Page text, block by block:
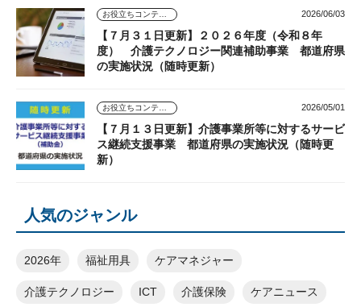
お役立ちコンテンツ 2026/06/03
【７月３１日更新】２０２６年度（令和８年
度） 介護テクノロジー関連補助事業 都道府県
の実施状況（随時更新）
お役立ちコンテンツ 2026/05/01
【７月１３日更新】介護事業所等に対するサービ
ス継続支援事業 都道府県の実施状況（随時更
新）
人気のジャンル
2026年 福祉用具 ケアマネジャー
介護テクノロジー ICT 介護保険 ケアニュース